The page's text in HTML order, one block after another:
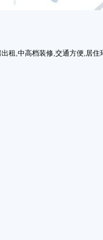
租,中高档装修,交通方便,居